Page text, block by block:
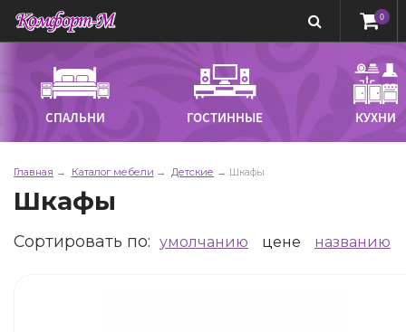
0
СПАЛЬНИ ГОСТИННЫЕ КУХНИ
Главная Каталог мебели Детские Шкафы
Шкафы
Сортировать по: умолчанию цене названию